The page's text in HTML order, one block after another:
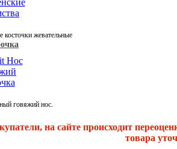
косточки жевательные
говяжий нос.
на сайте происходит
товара